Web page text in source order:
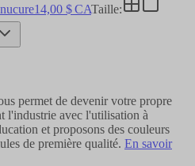
14,00 $ CATaille:
permet de devenir votre propre
l'industrie avec l'utilisation à
et proposons des couleurs
de première qualité. En savoir